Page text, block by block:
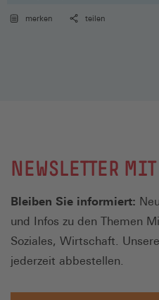
merken teilen
NEWSLETTER
Bleiben Sie informiert:
und Infos zu den Themen
Soziales, Wirtschaft.
jederzeit abbestellen.